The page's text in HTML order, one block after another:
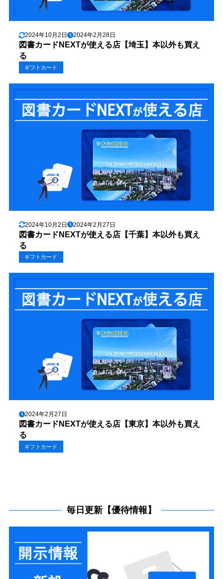
2024年10月2日 2024年2月28日
図書カードNEXTが使える店【埼玉】本以外も買え
る
ギフトカード
2024年10月2日 2024年2月27日
図書カードNEXTが使える店【千葉】本以外も買え
る
ギフトカード
2024年2月27日
図書カードNEXTが使える店【東京】本以外も買え
る
ギフトカード
毎日更新【優待情報】